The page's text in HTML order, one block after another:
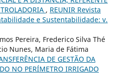
, REUNIR Revista
e Sustentabilidade: v.
Pereira, Frederico Silva Thé
Nunes, Maria de Fátima
DE GESTÃO DA
NO PERÍMETRO IRRIGADO